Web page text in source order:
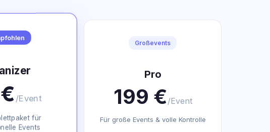
/Event
für
Events
Großevents
Pro
199 €/Event
Für große Events & volle Kontrolle